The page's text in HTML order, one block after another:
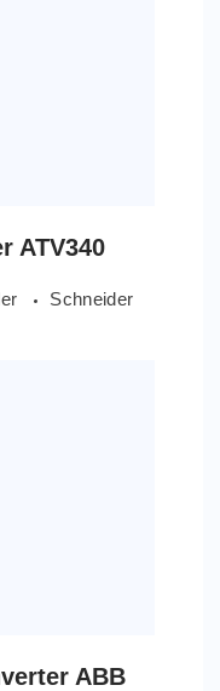
ATV340
Schneider
ABB